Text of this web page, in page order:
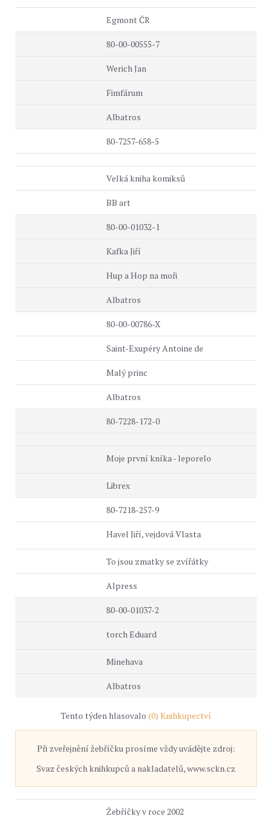
Egmont ČR
80-00-00555-7
Werich Jan
Fimfárum
Albatros
80-7257-658-5
Velká kniha komiksů
BB art
80-00-01032-1
Kafka Jiří
Hup a Hop na moři
Albatros
80-00-00786-X
Saint-Exupéry Antoine de
Malý princ
Albatros
80-7228-172-0
Moje první kníka - leporelo
Librex
80-7218-257-9
Havel Jiří, vejdová Vlasta
To jsou zmatky se zvířátky
Alpress
80-00-01037-2
torch Eduard
Minehava
Albatros
Tento týden hlasovalo (0) Knihkupectví
Při zveřejnění žebříčku prosíme vždy uvádějte zdroj:
Svaz českých knihkupců a nakladatelů, www.sckn.cz
Žebříčky v roce 2002